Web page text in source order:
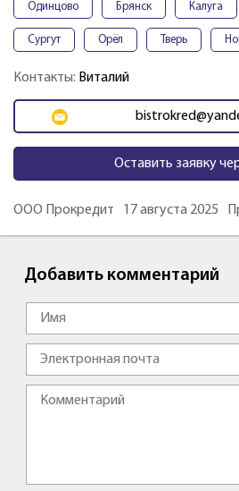
Одинцово Брянск Калуга
Сургут Орёл Тверь
Контакты: Виталий
Оставить заявку
ООО Прокредит 17 августа 2025
Добавить комментарий